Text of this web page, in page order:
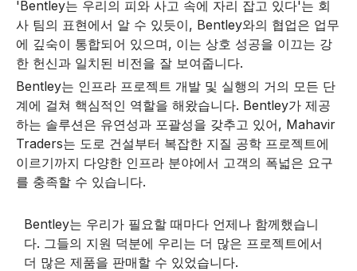
'Bentley는 우리의 피와 사고 속에 자리 잡고 있다'는 회
사 팀의 표현에서 알 수 있듯이, Bentley와의 협업은 업무
에 깊숙이 통합되어 있으며, 이는 상호 성공을 이끄는 강
한 헌신과 일치된 비전을 잘 보여줍니다.
Bentley는 인프라 프로젝트 개발 및 실행의 거의 모든 단
계에 걸쳐 핵심적인 역할을 해왔습니다. Bentley가 제공
하는 솔루션은 유연성과 포괄성을 갖추고 있어, Mahavir
Traders는 도로 건설부터 복잡한 지질 공학 프로젝트에
이르기까지 다양한 인프라 분야에서 고객의 폭넓은 요구
를 충족할 수 있습니다.
Bentley는 우리가 필요할 때마다 언제나 함께했습니
다. 그들의 지원 덕분에 우리는 더 많은 프로젝트에서
더 많은 제품을 판매할 수 있었습니다.